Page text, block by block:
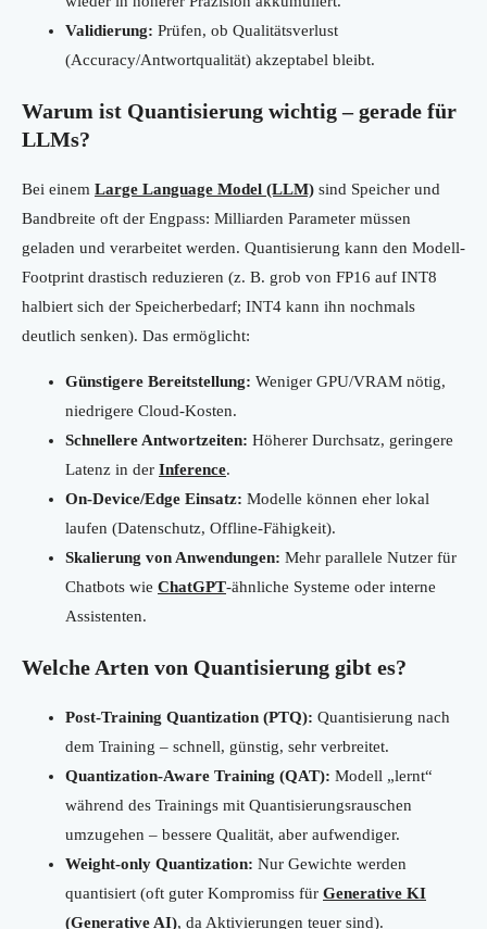
Validierung: Prüfen, ob Qualitätsverlust
(Accuracy/Antwortqualität) akzeptabel bleibt.
Warum ist Quantisierung wichtig – gerade für
LLMs?
Bei einem Large Language Model (LLM) sind Speicher und
Bandbreite oft der Engpass: Milliarden Parameter müssen
geladen und verarbeitet werden. Quantisierung kann den Modell-
Footprint drastisch reduzieren (z. B. grob von FP16 auf INT8
halbiert sich der Speicherbedarf; INT4 kann ihn nochmals
deutlich senken). Das ermöglicht:
Günstigere Bereitstellung: Weniger GPU/VRAM nötig,
niedrigere Cloud-Kosten.
Schnellere Antwortzeiten: Höherer Durchsatz, geringere
Latenz in der Inference.
On-Device/Edge Einsatz: Modelle können eher lokal
laufen (Datenschutz, Offline-Fähigkeit).
Skalierung von Anwendungen: Mehr parallele Nutzer für
Chatbots wie ChatGPT-ähnliche Systeme oder interne
Assistenten.
Welche Arten von Quantisierung gibt es?
Post-Training Quantization (PTQ): Quantisierung nach
dem Training – schnell, günstig, sehr verbreitet.
Quantization-Aware Training (QAT): Modell „lernt“
während des Trainings mit Quantisierungsrauschen
umzugehen – bessere Qualität, aber aufwendiger.
Weight-only Quantization: Nur Gewichte werden
quantisiert (oft guter Kompromiss für Generative KI
(Generative AI), da Aktivierungen teuer sind).